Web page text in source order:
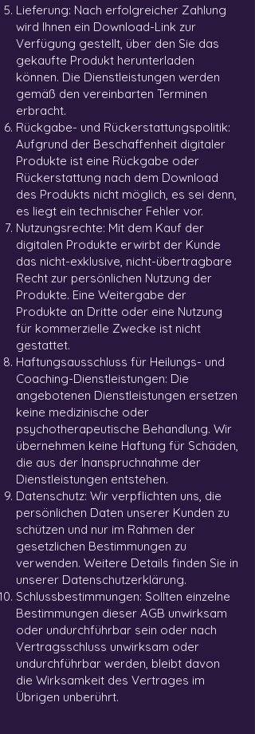
Lieferung: Nach erfolgreicher Zahlung
wird Ihnen ein Download-Link zur
Verfügung gestellt, über den Sie das
gekaufte Produkt herunterladen
können. Die Dienstleistungen werden
gemäß den vereinbarten Terminen
erbracht.
Rückgabe- und Rückerstattungspolitik:
Aufgrund der Beschaffenheit digitaler
Produkte ist eine Rückgabe oder
Rückerstattung nach dem Download
des Produkts nicht möglich, es sei denn,
es liegt ein technischer Fehler vor.
Nutzungsrechte: Mit dem Kauf der
digitalen Produkte erwirbt der Kunde
das nicht-exklusive, nicht-übertragbare
Recht zur persönlichen Nutzung der
Produkte. Eine Weitergabe der
Produkte an Dritte oder eine Nutzung
für kommerzielle Zwecke ist nicht
gestattet.
Haftungsausschluss für Heilungs- und
Coaching-Dienstleistungen: Die
angebotenen Dienstleistungen ersetzen
keine medizinische oder
psychotherapeutische Behandlung. Wir
übernehmen keine Haftung für Schäden,
die aus der Inanspruchnahme der
Dienstleistungen entstehen.
Datenschutz: Wir verpflichten uns, die
persönlichen Daten unserer Kunden zu
schützen und nur im Rahmen der
gesetzlichen Bestimmungen zu
verwenden. Weitere Details finden Sie in
unserer Datenschutzerklärung.
Schlussbestimmungen: Sollten einzelne
Bestimmungen dieser AGB unwirksam
oder undurchführbar sein oder nach
Vertragsschluss unwirksam oder
undurchführbar werden, bleibt davon
die Wirksamkeit des Vertrages im
Übrigen unberührt.